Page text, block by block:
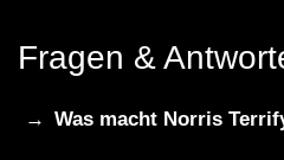
Fragen &
Was macht Norris